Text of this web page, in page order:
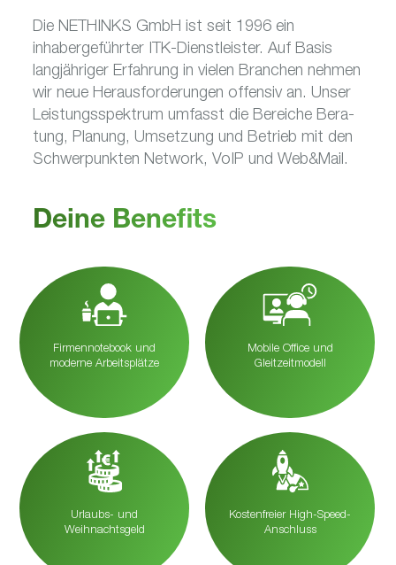
Die NETHINKS GmbH ist seit 1996 ein
inhabergeführter ITK-Dienst­leister. Auf Basis
langjähriger Erfah­rung in vielen Bran­chen nehmen
wir neue Heraus­for­de­rungen offensiv an. Unser
Leis­tungs­spek­trum umfasst die Bereiche Bera­
tung, Planung, Umset­zung und Betrieb mit den
Schwer­punkten Network, VoIP und Web&Mail.
Deine Benefits
Firmennotebook und
moderne Arbeitsplätze
Mobile Office und
Gleitzeitmodell
Urlaubs- und
Weihnachtsgeld
Kosten­freier High-Speed-
Anschluss